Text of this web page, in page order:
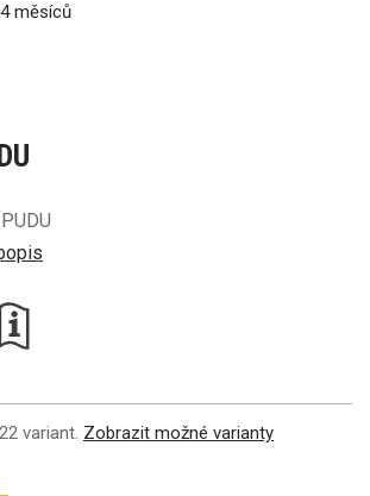
měsíců
variant. Zobrazit možné varianty